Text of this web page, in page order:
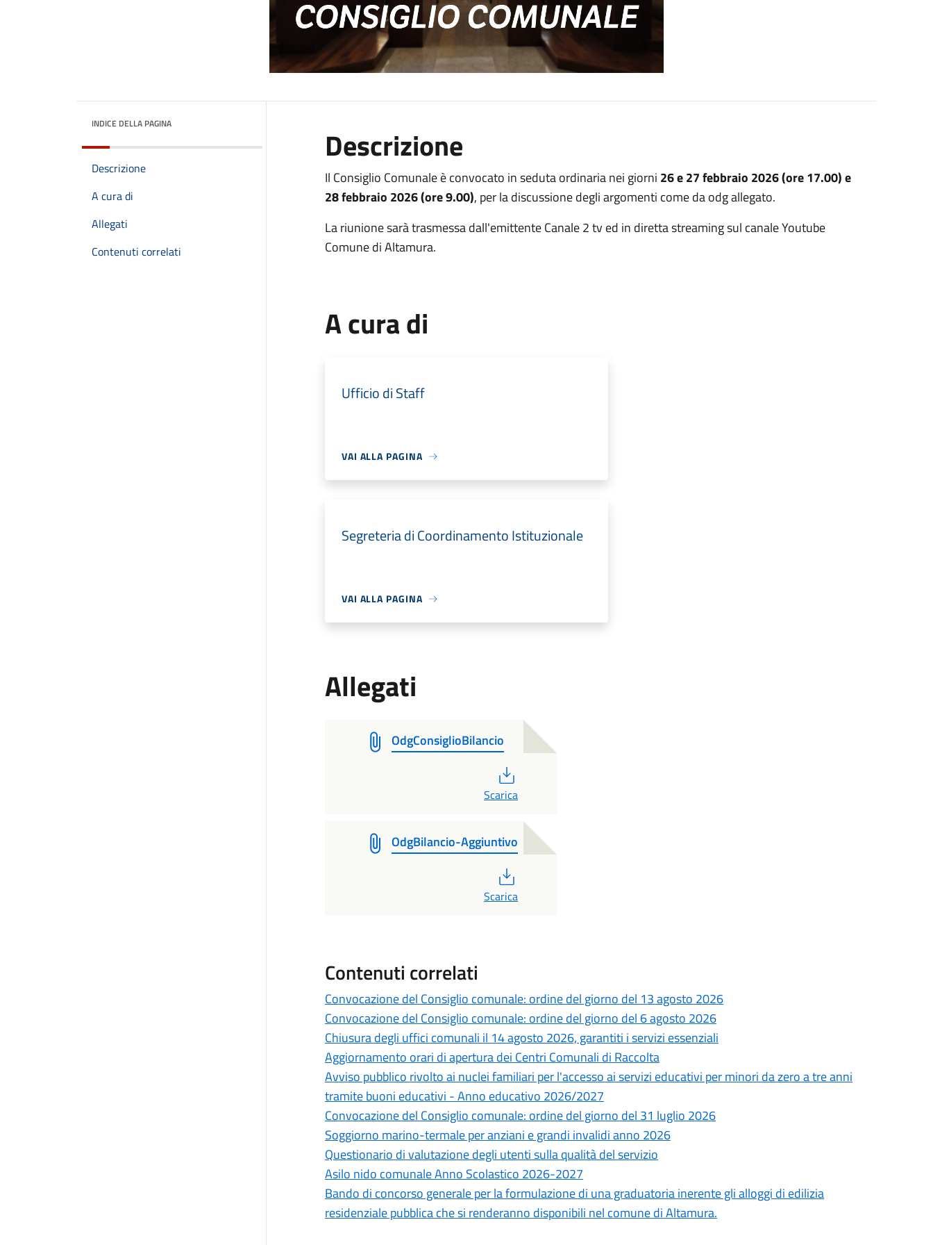
INDICE DELLA PAGINA
Descrizione
A cura di
Allegati
Contenuti correlati
Descrizione
Il Consiglio Comunale è convocato in seduta ordinaria nei giorni 26 e 27 febbraio 2026 (ore 17.00) e
28 febbraio 2026(ore 9.00), per la discussione degli argomenti come da odg allegato.
La riunione sarà trasmessa dall'emittente Canale 2 tv ed in diretta streaming sul canale Youtube
Comune di Altamura.
A cura di
Ufficio di Staff
VAI ALLA PAGINA
Segreteria di Coordinamento Istituzionale
VAI ALLA PAGINA
Allegati
OdgConsiglioBilancio
Scarica
OdgBilancio-Aggiuntivo
Scarica
Contenuti correlati
Convocazione del Consiglio comunale: ordine del giorno del 13 agosto 2026
Convocazione del Consiglio comunale: ordine del giorno del 6 agosto 2026
Chiusura degli uffici comunali il 14 agosto 2026, garantiti i servizi essenziali
Aggiornamento orari di apertura dei Centri Comunali di Raccolta
Avviso pubblico rivolto ai nuclei familiari per l'accesso ai servizi educativi per minori da zero a tre anni
tramite buoni educativi - Anno educativo 2026/2027
Convocazione del Consiglio comunale: ordine del giorno del 31 luglio 2026
Soggiorno marino-termale per anziani e grandi invalidi anno 2026
Questionario di valutazione degli utenti sulla qualità del servizio
Asilo nido comunale Anno Scolastico 2026-2027
Bando di concorso generale per la formulazione di una graduatoria inerente gli alloggi di edilizia
residenziale pubblica che si renderanno disponibili nel comune di Altamura.